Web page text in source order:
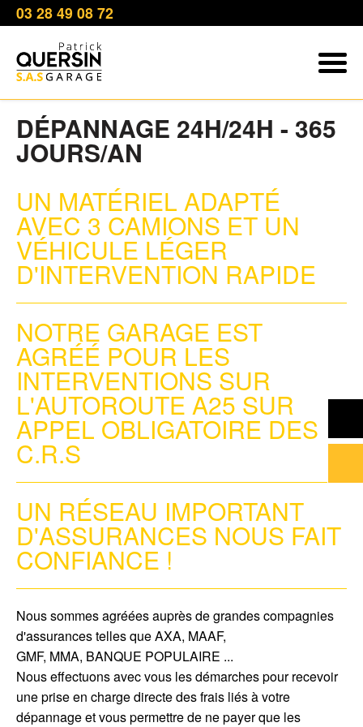
03 28 49 08 72
DÉPANNAGE 24H/24H - 365
JOURS/AN
UN MATÉRIEL ADAPTÉ
AVEC 3 CAMIONS ET UN
VÉHICULE LÉGER
D'INTERVENTION RAPIDE
NOTRE GARAGE EST
AGRÉÉ POUR LES
INTERVENTIONS SUR
L'AUTOROUTE A25 SUR
APPEL OBLIGATOIRE DES
C.R.S
UN RÉSEAU IMPORTANT
D'ASSURANCES NOUS FAIT
CONFIANCE !
Nous sommes agréées auprès de grandes compagnies
d'assurances telles que AXA, MAAF,
GMF, MMA, BANQUE POPULAIRE ...
Nous effectuons avec vous les démarches pour recevoir
une prise en charge directe des frais liés à votre
dépannage et vous permettre de ne payer que les